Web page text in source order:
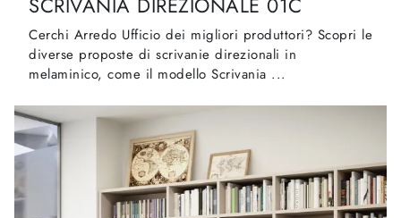
SCRIVANIA DIREZIONALE 01C
Cerchi Arredo Ufficio dei migliori produttori? Scopri le
diverse proposte di scrivanie direzionali in
melaminico, come il modello Scrivania ...